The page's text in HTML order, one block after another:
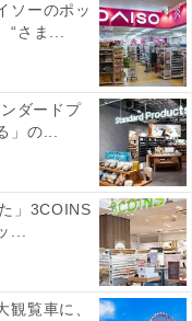
ソーのポッ
さま...
ダードプ
」の...
」3COINS
...
観覧車に、